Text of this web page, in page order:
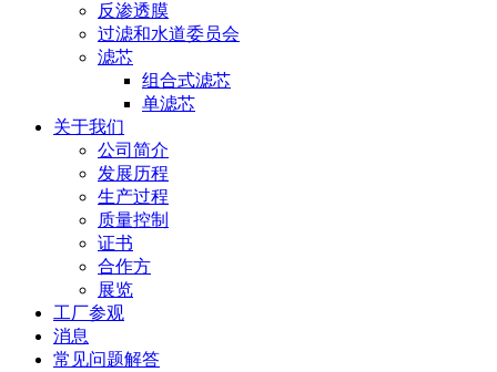
反渗透膜
过滤和水道委员会
滤芯
组合式滤芯
单滤芯
关于我们
公司简介
发展历程
生产过程
质量控制
证书
合作方
展览
工厂参观
消息
常见问题解答